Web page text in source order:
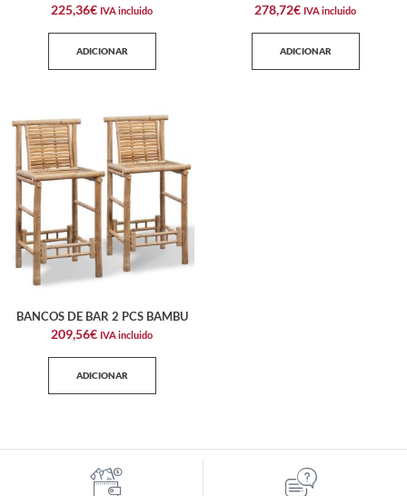
225,36€ IVA incluido
ADICIONAR
278,72€ IVA incluido
ADICIONAR
BANCOS DE BAR 2 PCS BAMBU
209,56€ IVA incluido
ADICIONAR